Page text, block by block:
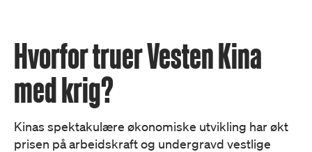
Hvorfor truer Vesten Kina
med krig?
Kinas spektakulære økonomiske utvikling har økt
prisen på arbeidskraft og undergravd vestlige